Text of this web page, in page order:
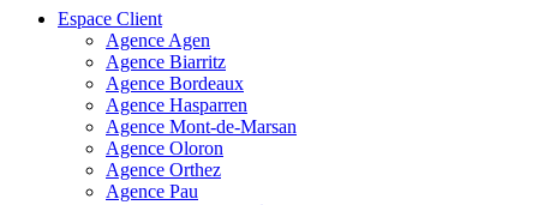
Espace Client
Agence Agen
Agence Biarritz
Agence Bordeaux
Agence Hasparren
Agence Mont-de-Marsan
Agence Oloron
Agence Orthez
Agence Pau